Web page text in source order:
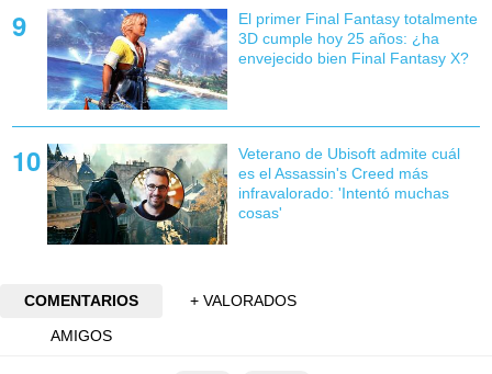
El primer Final Fantasy totalmente
3D cumple hoy 25 años: ¿ha
envejecido bien Final Fantasy X?
Veterano de Ubisoft admite cuál
es el Assassin's Creed más
infravalorado: 'Intentó muchas
cosas'
COMENTARIOS
+ VALORADOS
AMIGOS